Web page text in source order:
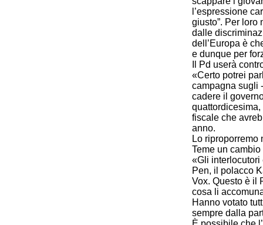
l’espressione
giusto”. Per loro
dalle
dell’Europa è
e dunque per
Il Pd userà
«Certo potrei
campagna sugli
cadere il
fiscale che
anno.
Lo
Teme un
«Gli
Pen, il polacco
Vox. Questo è il
cosa li
Hanno votato
sempre dalla